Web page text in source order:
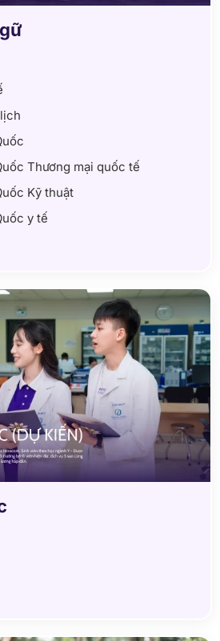
Thương mại quốc tế
Kỹ thuật
y tế